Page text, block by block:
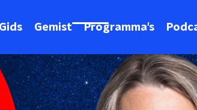
Gids Gemist Programma's